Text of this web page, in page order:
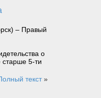
– Правый
о
старше 5-ти
текст»